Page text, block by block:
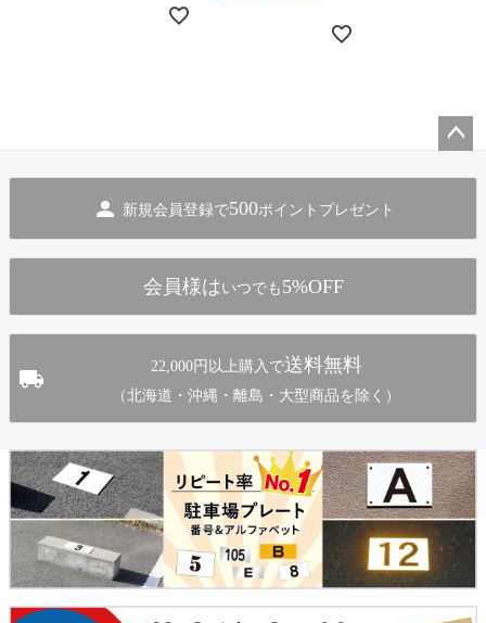
新規会員登録で500ポイントプレゼント
会員様は いつでも 5%OFF
22,000円以上購入で送料無料
（北海道・沖縄・離島・大型商品を除く）